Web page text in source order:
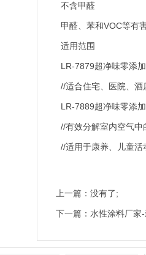
不含甲醛
甲醛、苯和VOC等有害
适用范围
LR-7879超净味零添加
//适合住宅、医院、酒
LR-7889超净味零添加
//有效分解室内空气中
//适用于康养、儿童活
上一篇：没有了;
下一篇： 水性涂料厂家